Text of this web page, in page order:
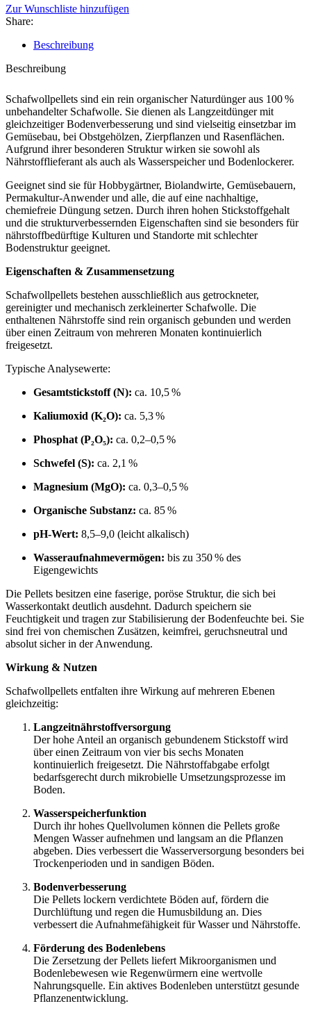
Zur Wunschliste hinzufügen
Share:
Beschreibung
Beschreibung
Schafwollpellets sind ein rein organischer Naturdünger aus 100 %
unbehandelter Schafwolle. Sie dienen als Langzeitdünger mit
gleichzeitiger Bodenverbesserung und sind vielseitig einsetzbar im
Gemüsebau, bei Obstgehölzen, Zierpflanzen und Rasenflächen.
Aufgrund ihrer besonderen Struktur wirken sie sowohl als
Nährstofflieferant als auch als Wasserspeicher und Bodenlockerer.
Geeignet sind sie für Hobbygärtner, Biolandwirte, Gemüsebauern,
Permakultur-Anwender und alle, die auf eine nachhaltige,
chemiefreie Düngung setzen. Durch ihren hohen Stickstoffgehalt
und die strukturverbessernden Eigenschaften sind sie besonders für
nährstoffbedürftige Kulturen und Standorte mit schlechter
Bodenstruktur geeignet.
Eigenschaften & Zusammensetzung
Schafwollpellets bestehen ausschließlich aus getrockneter,
gereinigter und mechanisch zerkleinerter Schafwolle. Die
enthaltenen Nährstoffe sind rein organisch gebunden und werden
über einen Zeitraum von mehreren Monaten kontinuierlich
freigesetzt.
Typische Analysewerte:
Gesamtstickstoff (N): ca. 10,5 %
Kaliumoxid (K₂O): ca. 5,3 %
Phosphat (P₂O₅): ca. 0,2–0,5 %
Schwefel (S): ca. 2,1 %
Magnesium (MgO): ca. 0,3–0,5 %
Organische Substanz: ca. 85 %
pH-Wert: 8,5–9,0 (leicht alkalisch)
Wasseraufnahmevermögen: bis zu 350 % des
Eigengewichts
Die Pellets besitzen eine faserige, poröse Struktur, die sich bei
Wasserkontakt deutlich ausdehnt. Dadurch speichern sie
Feuchtigkeit und tragen zur Stabilisierung der Bodenfeuchte bei. Sie
sind frei von chemischen Zusätzen, keimfrei, geruchsneutral und
absolut sicher in der Anwendung.
Wirkung & Nutzen
Schafwollpellets entfalten ihre Wirkung auf mehreren Ebenen
gleichzeitig:
Langzeitnährstoffversorgung
Der hohe Anteil an organisch gebundenem Stickstoff wird
über einen Zeitraum von vier bis sechs Monaten
kontinuierlich freigesetzt. Die Nährstoffabgabe erfolgt
bedarfsgerecht durch mikrobielle Umsetzungsprozesse im
Boden.
Wasserspeicherfunktion
Durch ihr hohes Quellvolumen können die Pellets große
Mengen Wasser aufnehmen und langsam an die Pflanzen
abgeben. Dies verbessert die Wasserversorgung besonders bei
Trockenperioden und in sandigen Böden.
Bodenverbesserung
Die Pellets lockern verdichtete Böden auf, fördern die
Durchlüftung und regen die Humusbildung an. Dies
verbessert die Aufnahmefähigkeit für Wasser und Nährstoffe.
Förderung des Bodenlebens
Die Zersetzung der Pellets liefert Mikroorganismen und
Bodenlebewesen wie Regenwürmern eine wertvolle
Nahrungsquelle. Ein aktives Bodenleben unterstützt gesunde
Pflanzenentwicklung.